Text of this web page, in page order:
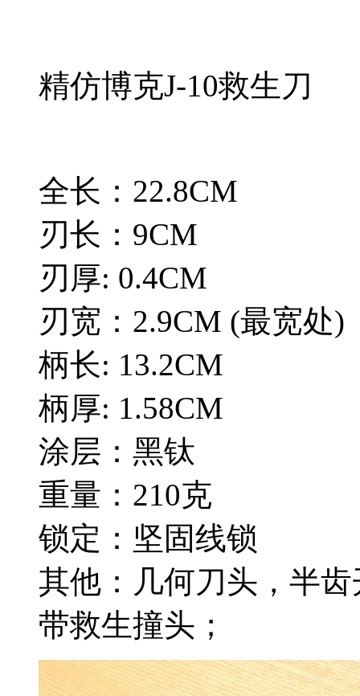
精仿博克J-10救生刀
全长：22.8CM
刃长：9CM
刃厚: 0.4CM
刃宽：2.9CM (最宽处)
柄长: 13.2CM
柄厚: 1.58CM
涂层：黑钛
重量：210克
锁定：坚固线锁
其他：几何刀头，半
带救生撞头；